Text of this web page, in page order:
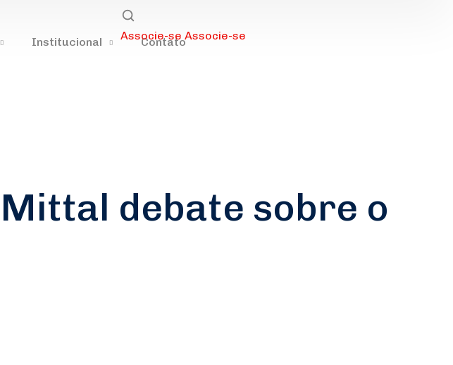
Institucional Contato
Associe-se Associe-se
debate sobre o